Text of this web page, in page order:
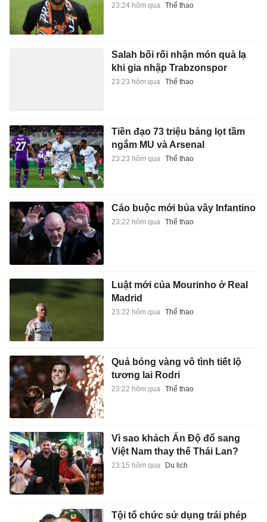
23:24 hôm qua Thể thao
Salah bối rối nhận món quà lạ
khi gia nhập Trabzonspor
23:23 hôm qua Thể thao
Tiền đạo 73 triệu bảng lọt tầm
ngắm MU và Arsenal
23:23 hôm qua Thể thao
Cáo buộc mới bủa vây Infantino
23:22 hôm qua Thể thao
Luật mới của Mourinho ở Real
Madrid
23:22 hôm qua Thể thao
Quả bóng vàng vô tình tiết lộ
tương lai Rodri
23:22 hôm qua Thể thao
Vì sao khách Ấn Độ đổ sang
Việt Nam thay thế Thái Lan?
23:15 hôm qua Du lịch
Tội tổ chức sử dụng trái phép